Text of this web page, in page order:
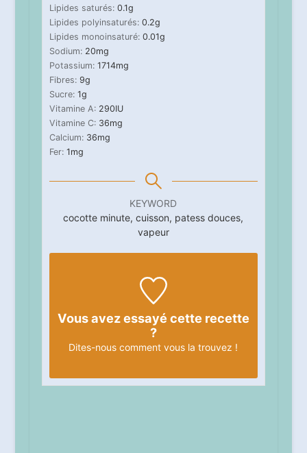
Lipides saturés: 0.1g
Lipides polyinsaturés: 0.2g
Lipides monoinsaturé: 0.01g
Sodium: 20mg
Potassium: 1714mg
Fibres: 9g
Sucre: 1g
Vitamine A: 290IU
Vitamine C: 36mg
Calcium: 36mg
Fer: 1mg
KEYWORD
cocotte minute, cuisson, patess douces,
vapeur
Vous avez essayé cette recette
?
Dites-nous comment vous la trouvez !